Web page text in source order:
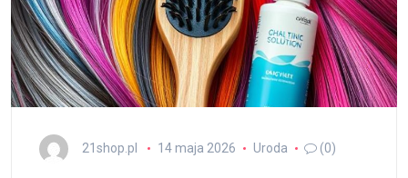
21shop.pl 14 maja 2026 Uroda (0)